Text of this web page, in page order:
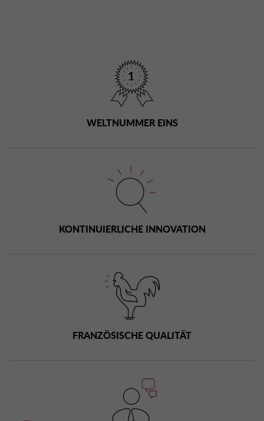
WELTNUMMER EINS
KONTINUIERLICHE INNOVATION
FRANZÖSISCHE QUALITÄT